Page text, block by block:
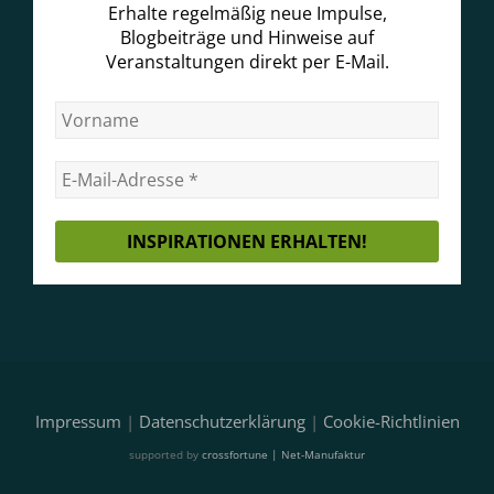
Erhalte regelmäßig neue Impulse,
Blogbeiträge und Hinweise auf
Veranstaltungen direkt per E-Mail.
Impressum | Datenschutzerklärung| Cookie-Richtlinien
supported by crossfortune | Net-Manufaktur